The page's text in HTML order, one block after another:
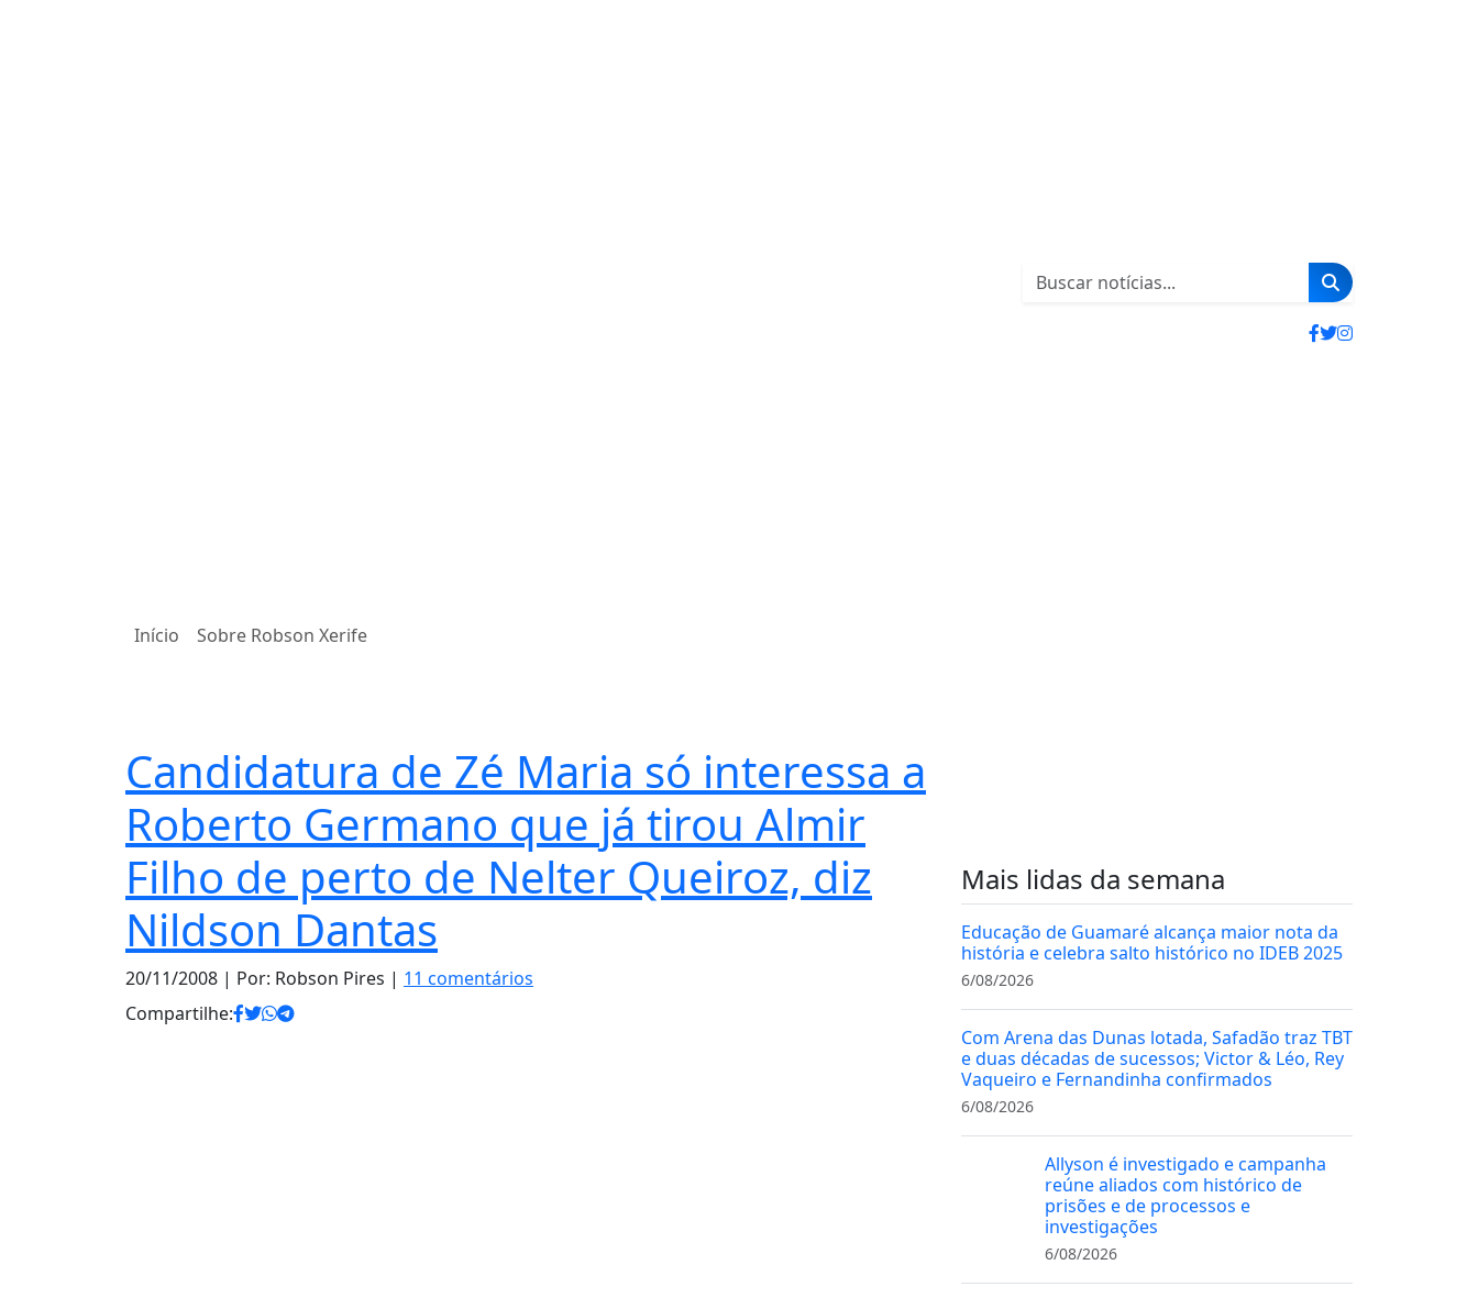
Início Sobre Robson Xerife
Candidatura de Zé Maria só interessa a
Roberto Germano que já tirou Almir
Filho de perto de Nelter Queiroz, diz
Nildson Dantas
20/11/2008 | Por: Robson Pires | 11 comentários
Compartilhe:
Mais lidas da semana
Educação de Guamaré alcança maior nota da
história e celebra salto histórico no IDEB 2025
6/08/2026
Com Arena das Dunas lotada, Safadão traz TBT
e duas décadas de sucessos; Victor & Léo, Rey
Vaqueiro e Fernandinha confirmados
6/08/2026
Allyson é investigado e campanha
reúne aliados com histórico de
prisões e de processos e
investigações
6/08/2026